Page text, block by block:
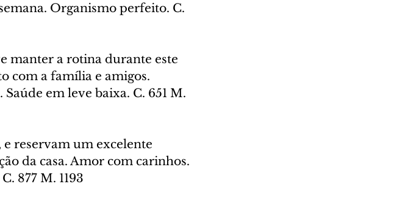
Organismo perfeito. C.
manter a rotina durante este
com a família e amigos.
em leve baixa. C. 651 M.
reservam um excelente
da casa. Amor com carinhos.
877 M. 1193